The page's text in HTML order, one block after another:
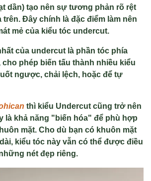
dần) tạo nên sự tương phản rõ rệt
Đây chính là đặc điểm làm nên
mẻ của kiểu tóc undercut.
của undercut là phần tóc phía
phép biến tấu thành nhiều kiểu
ngược, chải lệch, hoặc để tự
thì kiểu Undercut cũng trở nên
là khả năng "biến hóa" để phù hợp
mặt. Cho dù bạn có khuôn mặt
kiểu tóc này vẫn có thể được điều
nét đẹp riêng.